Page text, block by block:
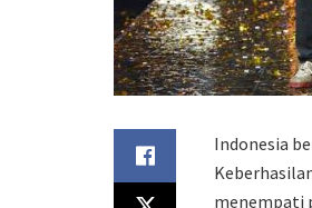
Indonesia
menempati